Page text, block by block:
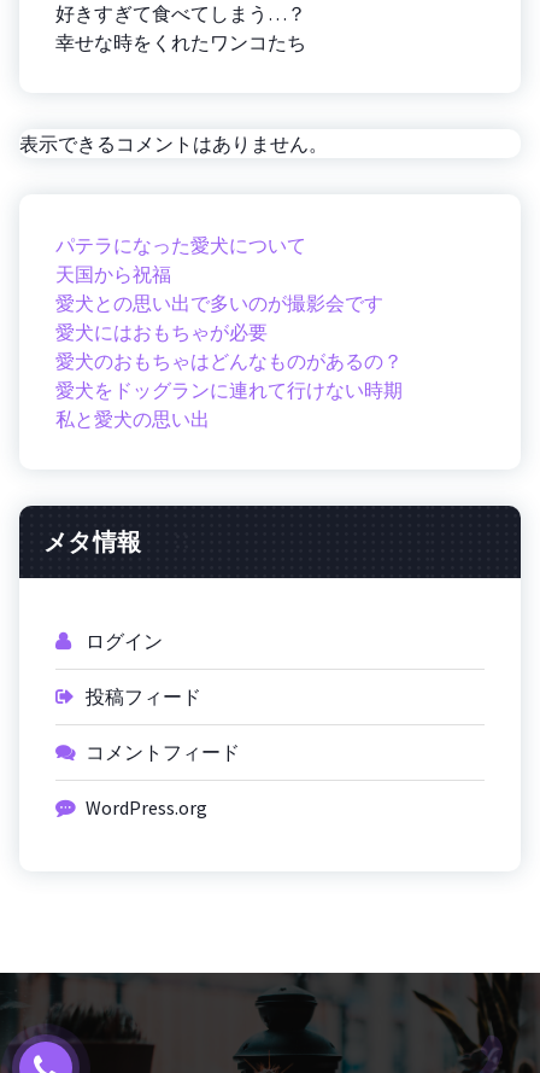
好きすぎて食べてしまう…？
幸せな時をくれたワンコたち
表示できるコメントはありません。
パテラになった愛犬について
天国から祝福
愛犬との思い出で多いのが撮影会です
愛犬にはおもちゃが必要
愛犬のおもちゃはどんなものがあるの？
愛犬をドッグランに連れて行けない時期
私と愛犬の思い出
メタ情報
ログイン
投稿フィード
コメントフィード
WordPress.org